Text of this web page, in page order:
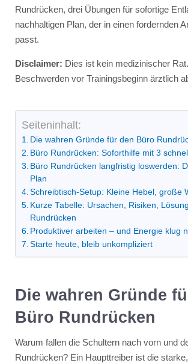
Rundrücken, drei Übungen für sofortige
nachhaltigen Plan, der in einen fordernden
passt.
Disclaimer: Dies ist kein medizinischer
Beschwerden vor Trainingsbeginn ärztlich
Seiteninhalt:
Die wahren Gründe für den Büro
Büro Rundrücken: Soforthilfe mit 3
Büro Rundrücken langfristig loswerden:
Plan
Schreibtisch-Setup: Kleine Hebel, große
Kurze Tabelle: Ursachen, Risiken,
Rundrücken
Produktiver arbeiten – und Energie klug
Starte heute, bleib unkompliziert
Die wahren Gründe
Büro Rundrücken
Warum fallen die Schultern nach vorn und
Rundrücken? Ein Haupttreiber ist die